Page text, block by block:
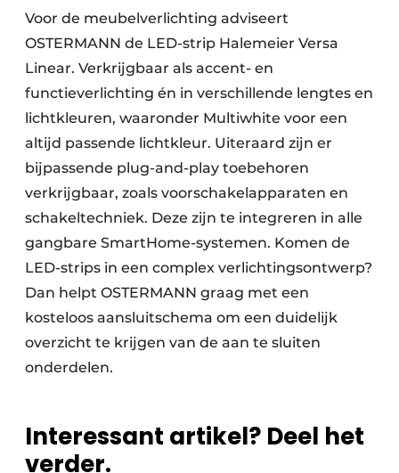
Voor de meubelverlichting adviseert
OSTERMANN de LED-strip Halemeier Versa
Linear. Verkrijgbaar als accent- en
functieverlichting én in verschillende lengtes en
lichtkleuren, waaronder Multiwhite voor een
altijd passende lichtkleur. Uiteraard zijn er
bijpassende plug-and-play toebehoren
verkrijgbaar, zoals voorschakelapparaten en
schakeltechniek. Deze zijn te integreren in alle
gangbare SmartHome-systemen. Komen de
LED-strips in een complex verlichtingsontwerp?
Dan helpt OSTERMANN graag met een
kosteloos aansluitschema om een duidelijk
overzicht te krijgen van de aan te sluiten
onderdelen.
Interessant artikel? Deel het
verder.